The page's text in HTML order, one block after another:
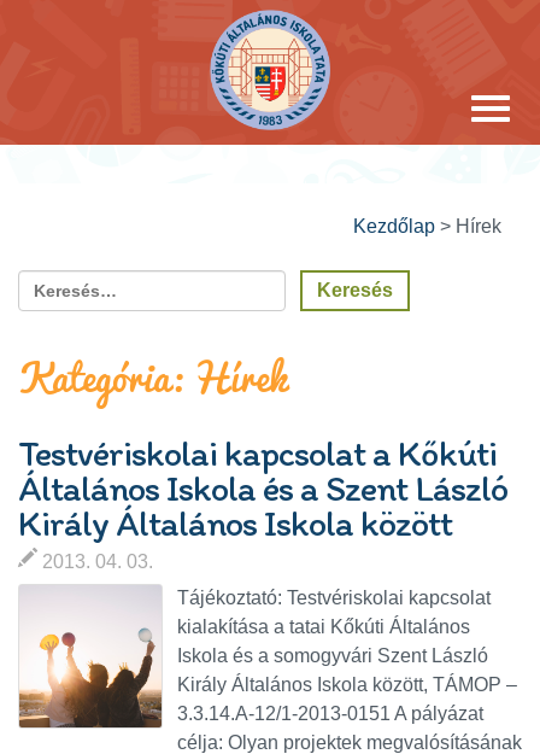
Kezdőlap > Hírek
Kategória:Hírek
Testvériskolai kapcsolat a Kőkúti
Általános Iskola és a Szent László
Király Általános Iskola között
2013. 04. 03.
Tájékoztató: Testvériskolai kapcsolat
kialakítása a tatai Kőkúti Általános
Iskola és a somogyvári Szent László
Király Általános Iskola között, TÁMOP –
3.3.14.A-12/1-2013-0151 A pályázat
célja: Olyan projektek megvalósításának